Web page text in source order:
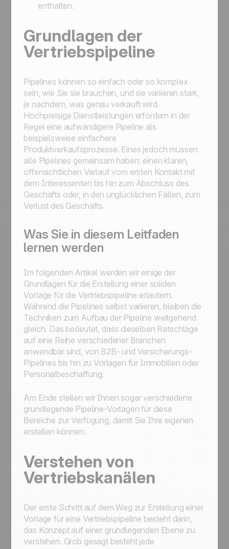
enthalten.
Grundlagen der
Vertriebspipeline
Pipelines können so einfach oder so komplex
sein, wie Sie sie brauchen, und sie variieren stark,
je nachdem, was genau verkauft wird.
Hochpreisige Dienstleistungen erfordern in der
Regel eine aufwändigere Pipeline als
beispielsweise einfachere
Produktverkaufsprozesse. Eines jedoch müssen
alle Pipelines gemeinsam haben: einen klaren,
offensichtlichen Verlauf vom ersten Kontakt mit
dem Interessenten bis hin zum Abschluss des
Geschäfts oder, in den unglücklichen Fällen, zum
Verlust des Geschäfts.
Was Sie in diesem Leitfaden
lernen werden
Im folgenden Artikel werden wir einige der
Grundlagen für die Erstellung einer soliden
Vorlage für die Vertriebspipeline erläutern.
Während die Pipelines selbst variieren, bleiben die
Techniken zum Aufbau der Pipeline weitgehend
gleich. Das bedeutet, dass dieselben Ratschläge
auf eine Reihe verschiedener Branchen
anwendbar sind, von B2B- und Versicherungs-
Pipelines bis hin zu Vorlagen für Immobilien oder
Personalbeschaffung.
Am Ende stellen wir Ihnen sogar verschiedene
grundlegende Pipeline-Vorlagen für diese
Bereiche zur Verfügung, damit Sie Ihre eigenen
erstellen können.
Verstehen von
Vertriebskanälen
Der erste Schritt auf dem Weg zur Erstellung einer
Vorlage für eine Vertriebspipeline besteht darin,
das Konzept auf einer grundlegenden Ebene zu
verstehen. Grob gesagt besteht jede